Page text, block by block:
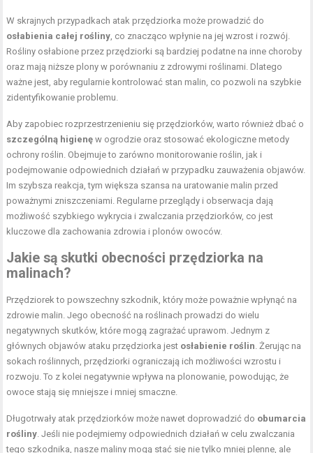
W skrajnych przypadkach atak przędziorka może prowadzić do
osłabienia całej rośliny , co znacząco wpłynie na jej wzrost i rozwój.
Rośliny osłabione przez przędziorki są bardziej podatne na inne choroby
oraz mają niższe plony w porównaniu z zdrowymi roślinami. Dlatego
ważne jest, aby regularnie kontrolować stan malin, co pozwoli na szybkie
zidentyfikowanie problemu.
Aby zapobiec rozprzestrzenieniu się przędziorków, warto również dbać o
szczególną higienę w ogrodzie oraz stosować ekologiczne metody
ochrony roślin. Obejmuje to zarówno monitorowanie roślin, jak i
podejmowanie odpowiednich działań w przypadku zauważenia objawów.
Im szybsza reakcja, tym większa szansa na uratowanie malin przed
poważnymi zniszczeniami. Regularne przeglądy i obserwacja dają
możliwość szybkiego wykrycia i zwalczania przędziorków, co jest
kluczowe dla zachowania zdrowia i plonów owoców.
Jakie są skutki obecności przędziorka na
malinach?
Przędziorek to powszechny szkodnik, który może poważnie wpłynąć na
zdrowie malin. Jego obecność na roślinach prowadzi do wielu
negatywnych skutków, które mogą zagrażać uprawom. Jednym z
głównych objawów ataku przędziorka jest osłabienie roślin . Żerując na
sokach roślinnych, przędziorki ograniczają ich możliwości wzrostu i
rozwoju. To z kolei negatywnie wpływa na plonowanie, powodując, że
owoce stają się mniejsze i mniej smaczne.
Długotrwały atak przędziorków może nawet doprowadzić do obumarcia
rośliny . Jeśli nie podejmiemy odpowiednich działań w celu zwalczania
tego szkodnika, nasze maliny mogą stać się nie tylko mniej plenne, ale